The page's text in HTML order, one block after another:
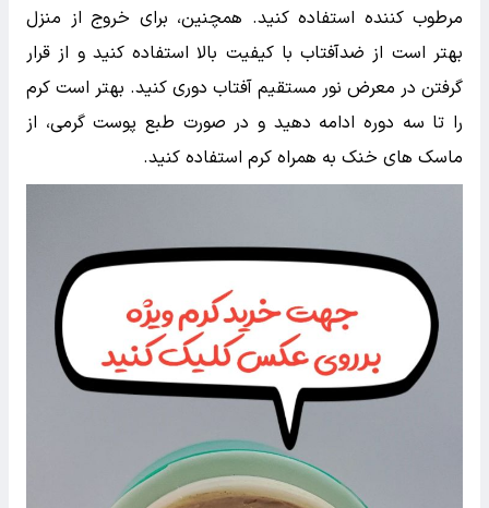
مرطوب کننده استفاده کنید. همچنین، برای خروج از منزل
بهتر است از ضدآفتاب با کیفیت بالا استفاده کنید و از قرار
گرفتن در معرض نور مستقیم آفتاب دوری کنید. بهتر است کرم
را تا سه دوره ادامه دهید و در صورت طبع پوست گرمی، از
ماسک های خنک به همراه کرم استفاده کنید.